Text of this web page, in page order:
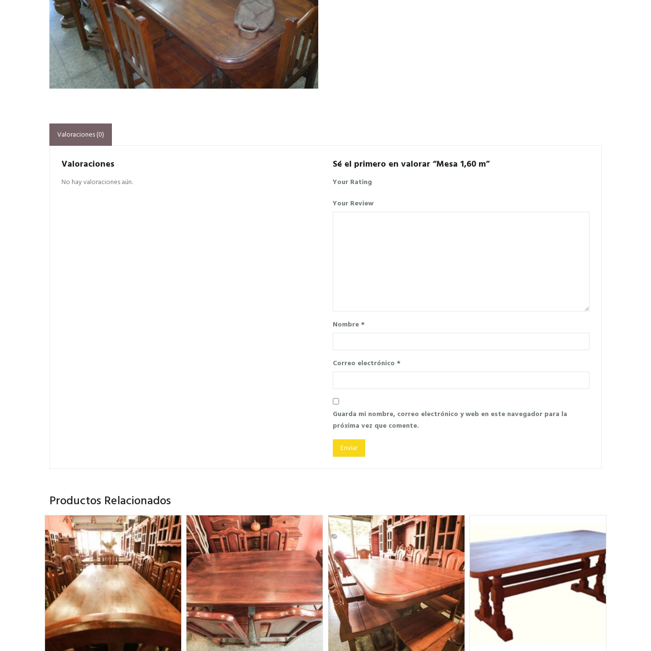
Valoraciones (0)
Valoraciones
No hay valoraciones aún.
Sé el primero en valorar “Mesa 1,60 m”
Your Rating
Your Review
Nombre*
Correo electrónico *
Guarda mi nombre, correo electrónico y web en este navegador para la
próxima vez que comente.
Productos Relacionados